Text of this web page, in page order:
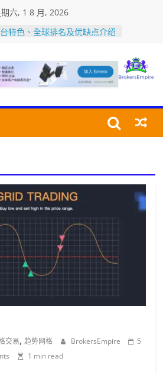
六, 1 8 月, 2026
特色、全球排名及优缺点介绍
牌照是什么？如何查询MSB
识加密货币监管牌照
交易所的深度是指什么？深度
交易所评价：安全性、平台特
交
易
商
交易,趋势网格 BrokersEmpire
5
1 min read